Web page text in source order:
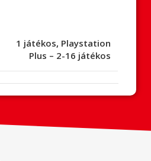
1 játékos, Playstation
Plus – 2-16 játékos